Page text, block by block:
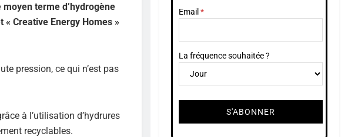
terme d’hydrogène
Creative Energy Homes »
pression, ce qui n’est pas
à l’utilisation d’hydrures
recyclables.
Email
La fréquence souhaitée ?